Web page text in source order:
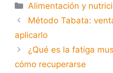
Alimentación y
Método Tabata:
aplicarlo
¿Qué es la fatiga
cómo recuperarse